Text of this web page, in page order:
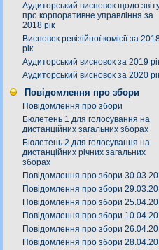
Аудиторський висновок щодо
про корпоративне управління за
2018 рік
Висновок ревізійної комісії за
рік
Аудиторський висновок за 2019
Аудиторський висновок за 2020
Повідомлення про збори
Повідомлення про збори
Бюлетень 1 для голосування на
дистанційних загальних зборах
Бюлетень 2 для голосування на
дистанційних річних загальних
зборах
Повідомлення про збори
Повідомлення про збори
Повідомлення про збори
Повідомлення про збори
Повідомлення про збори
Повідомлення про збори